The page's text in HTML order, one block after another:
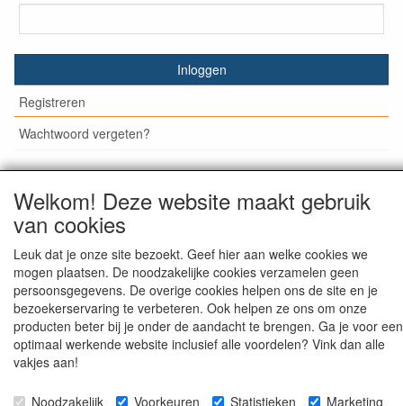
Inloggen
Registreren
Wachtwoord vergeten?
© Medisan Trading | Alblasserdam. Alle genoemde prijzen
zijn inclusief BTW en exclusief
staat aangegeven.
Welkom! Deze website maakt gebruik
van cookies
Leuk dat je onze site bezoekt. Geef hier aan welke cookies we
mogen plaatsen. De noodzakelijke cookies verzamelen geen
persoonsgegevens. De overige cookies helpen ons de site en je
bezoekerservaring te verbeteren. Ook helpen ze ons om onze
producten beter bij je onder de aandacht te brengen. Ga je voor een
optimaal werkende website inclusief alle voordelen? Vink dan alle
vakjes aan!
Noodzakelijk Voorkeuren Statistieken Marketing